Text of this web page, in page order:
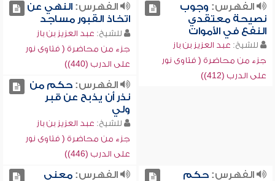
الفهرس: وجوب
نصيحة معتقدي
النفع في الأموات
للشيخ: عبد العزيز بن باز
جزء من محاضرة ( فتاوى نور
على الدرب (412))
الفهرس:النهي عن
اتخاذ القبور مساجد
للشيخ: عبد العزيز بن باز
جزء من محاضرة ( فتاوى نور
على الدرب (440))
الفهرس:حكم من
نذر أن يذبح عن قبر
ولي
للشيخ: عبد العزيز بن باز
جزء من محاضرة ( فتاوى نور
على الدرب (446))
الفهرس:حكم
الفهرس:معنى